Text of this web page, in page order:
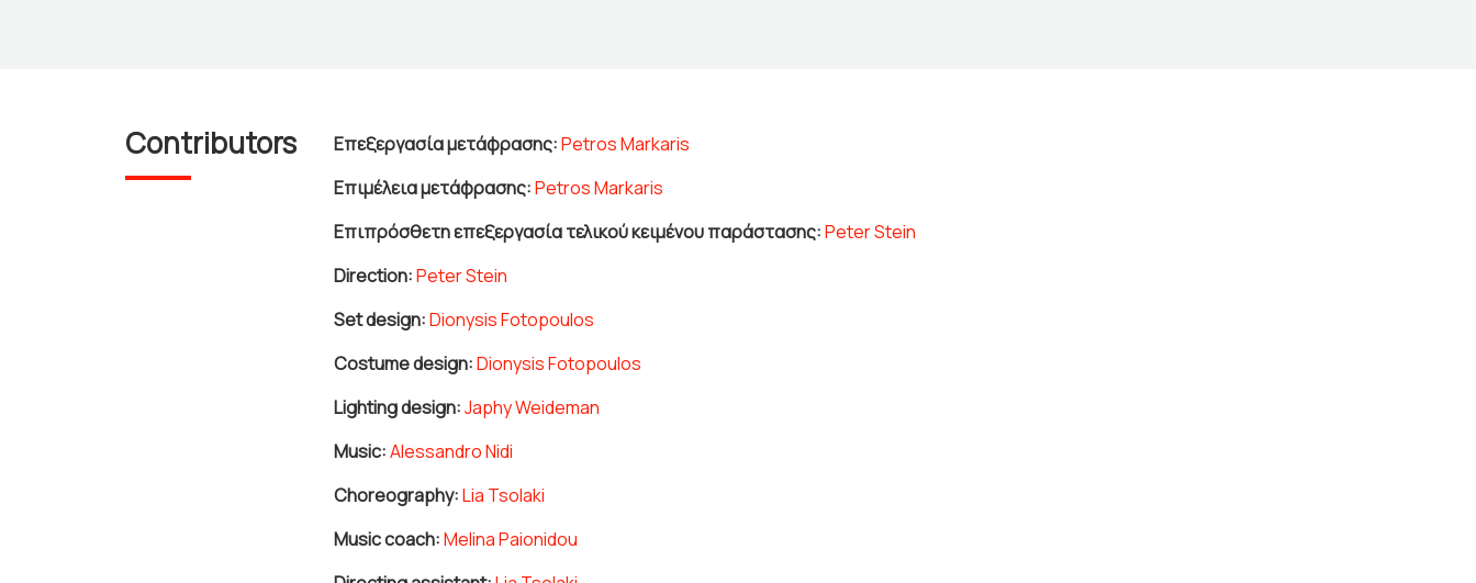
Contributors Επεξεργασία μετάφρασης:Petros Markaris
Επιμέλεια μετάφρασης:Petros Markaris
Επιπρόσθετη επεξεργασία τελικού κειμένου παράστασης:Peter Stein
Direction:Peter Stein
Set design:Dionysis Fotopoulos
Costume design:Dionysis Fotopoulos
Lighting design:Japhy Weideman
Music:Alessandro Nidi
Choreography:Lia Tsolaki
Music coach:Melina Paionidou